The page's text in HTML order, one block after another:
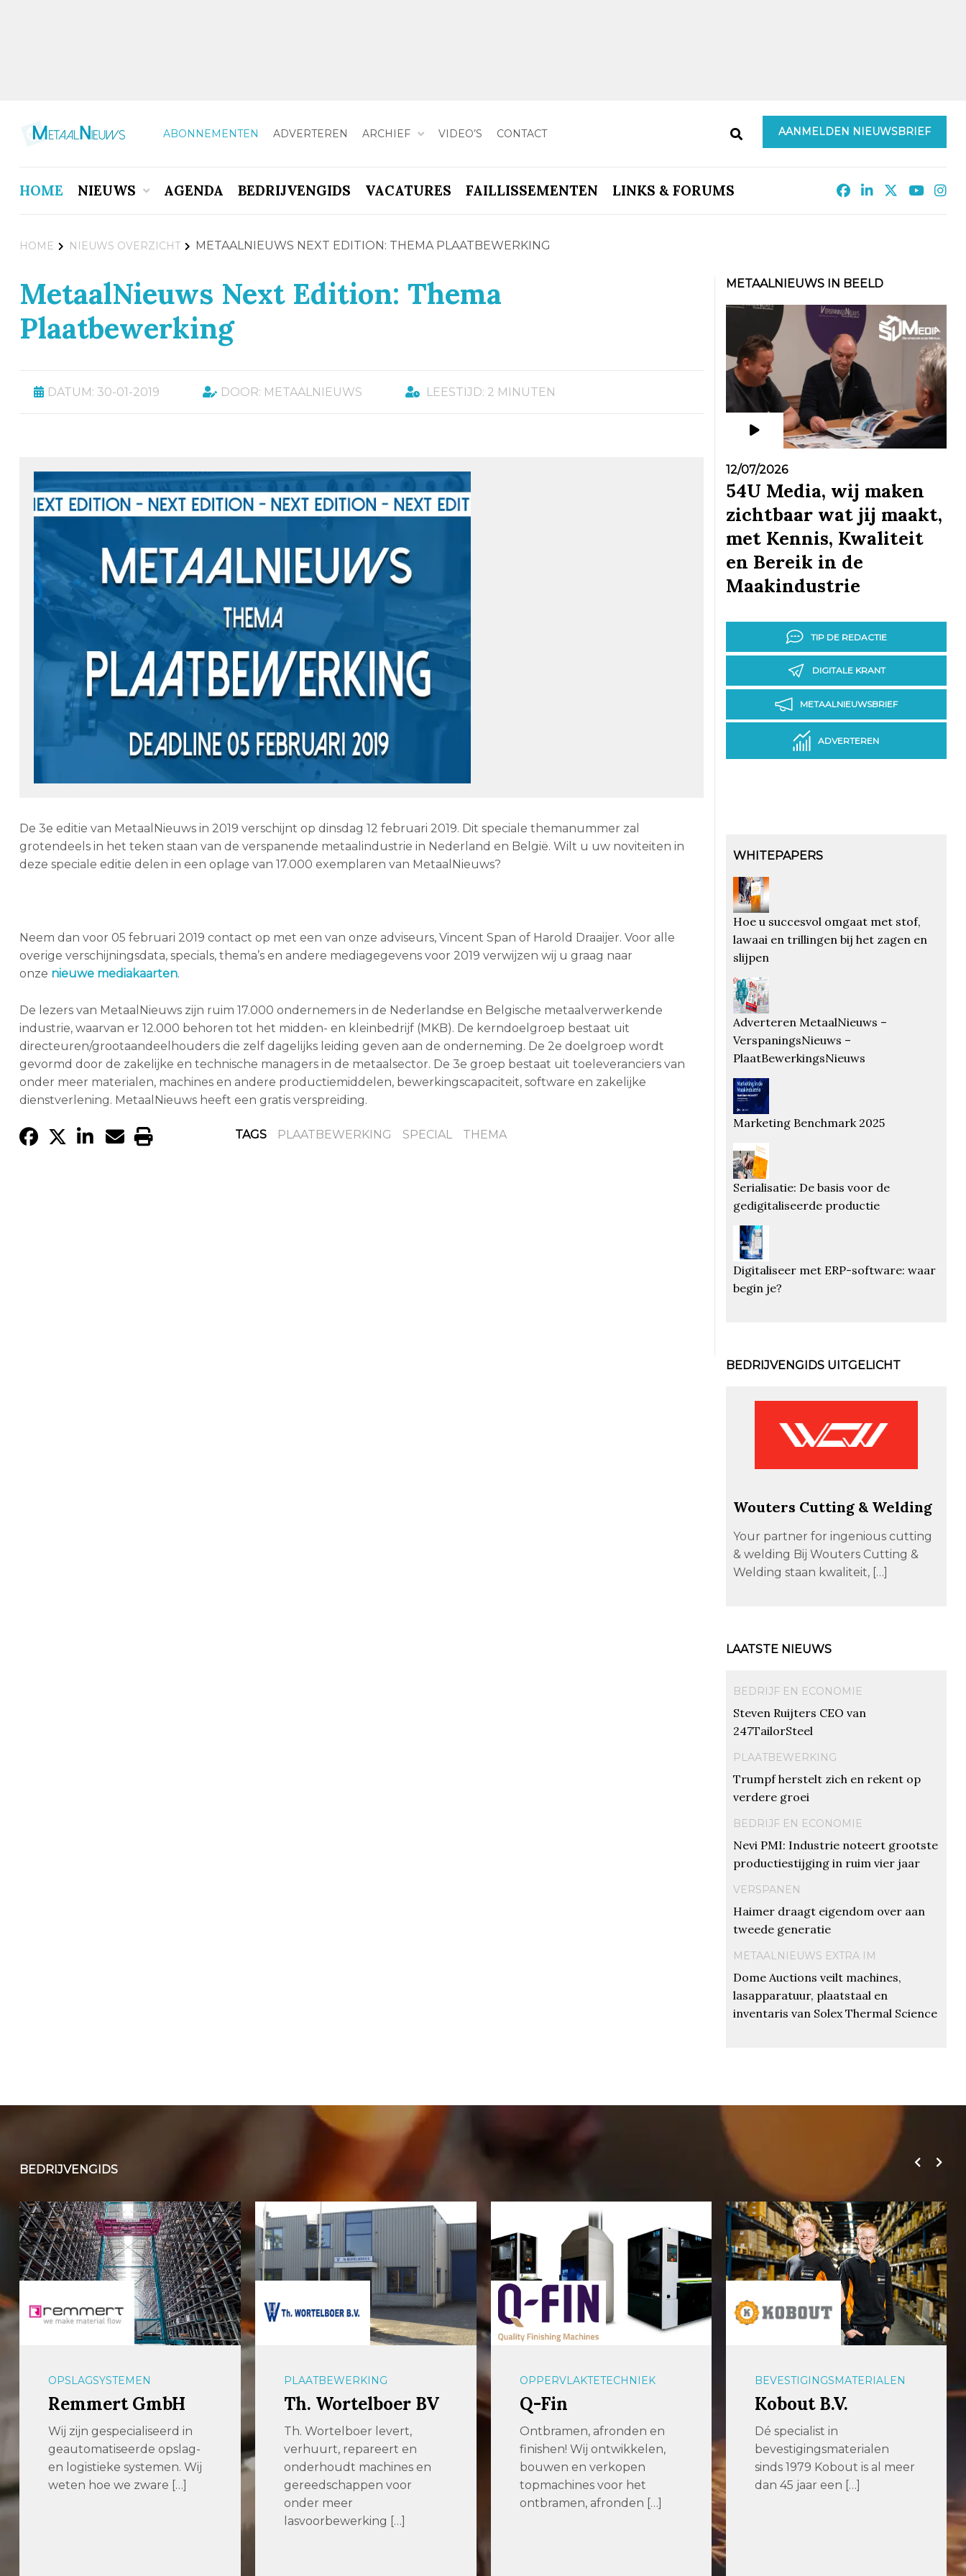
ABONNEMENTEN ADVERTEREN ARCHIEF VIDEO’S CONTACT AANMELDEN NIEUWSBRIEF
HOME NIEUWS AGENDA BEDRIJVENGIDS VACATURES FAILLISSEMENTEN LINKS & FORUMS
HOME NIEUWS OVERZICHT METAALNIEUWS NEXT EDITION: THEMA PLAATBEWERKING
MetaalNieuws Next Edition: Thema
Plaatbewerking
DATUM: 30-01-2019 DOOR: METAALNIEUWS LEESTIJD: 2 MINUTEN
De 3e editie van MetaalNieuws in 2019 verschijnt op dinsdag 12 februari 2019. Dit speciale themanummer zal
grotendeels in het teken staan van de verspanende metaalindustrie in Nederland en België. Wilt u uw noviteiten in
deze speciale editie delen in een oplage van 17.000 exemplaren van MetaalNieuws?
Neem dan voor 05 februari 2019 contact op met een van onze adviseurs, Vincent Span of Harold Draaijer. Voor alle
overige verschijningsdata, specials, thema’s en andere mediagegevens voor 2019 verwijzen wij u graag naar
onze nieuwe mediakaarten.
De lezers van MetaalNieuws zijn ruim 17.000 ondernemers in de Nederlandse en Belgische metaalverwerkende
industrie, waarvan er 12.000 behoren tot het midden- en kleinbedrijf (MKB). De kerndoelgroep bestaat uit
directeuren/grootaandeelhouders die zelf dagelijks leiding geven aan de onderneming. De 2e doelgroep wordt
gevormd door de zakelijke en technische managers in de metaalsector. De 3e groep bestaat uit toeleveranciers van
onder meer materialen, machines en andere productiemiddelen, bewerkingscapaciteit, software en zakelijke
dienstverlening. MetaalNieuws heeft een gratis verspreiding.
TAGS PLAATBEWERKING SPECIAL THEMA
METAALNIEUWS IN BEELD
12/07/2026
54U Media, wij maken
zichtbaar wat jij maakt,
met Kennis, Kwaliteit
en Bereik in de
Maakindustrie
TIP DE REDACTIE
DIGITALE KRANT
METAALNIEUWSBRIEF
ADVERTEREN
WHITEPAPERS
Hoe u succesvol omgaat met stof,
lawaai en trillingen bij het zagen en
slijpen
Adverteren MetaalNieuws –
VerspaningsNieuws –
PlaatBewerkingsNieuws
Marketing Benchmark 2025
Serialisatie: De basis voor de
gedigitaliseerde productie
Digitaliseer met ERP-software: waar
begin je?
BEDRIJVENGIDS UITGELICHT
Wouters Cutting & Welding
Your partner for ingenious cutting
& welding Bij Wouters Cutting &
Welding staan kwaliteit, […]
LAATSTE NIEUWS
BEDRIJF EN ECONOMIE
Steven Ruijters CEO van
247TailorSteel
PLAATBEWERKING
Trumpf herstelt zich en rekent op
verdere groei
BEDRIJF EN ECONOMIE
Nevi PMI: Industrie noteert grootste
productiestijging in ruim vier jaar
VERSPANEN
Haimer draagt eigendom over aan
tweede generatie
METAALNIEUWS EXTRA IM
Dome Auctions veilt machines,
lasapparatuur, plaatstaal en
inventaris van Solex Thermal Science
BEDRIJVENGIDS
OPSLAGSYSTEMEN
Remmert GmbH
Wij zijn gespecialiseerd in
geautomatiseerde opslag-
en logistieke systemen. Wij
weten hoe we zware […]
PLAATBEWERKING
Th. Wortelboer BV
Th. Wortelboer levert,
verhuurt, repareert en
onderhoudt machines en
gereedschappen voor
onder meer
lasvoorbewerking […]
OPPERVLAKTETECHNIEK
Q-Fin
Ontbramen, afronden en
finishen! Wij ontwikkelen,
bouwen en verkopen
topmachines voor het
ontbramen, afronden […]
BEVESTIGINGSMATERIALEN
Kobout B.V.
Dé specialist in
bevestigingsmaterialen
sinds 1979 Kobout is al meer
dan 45 jaar een […]